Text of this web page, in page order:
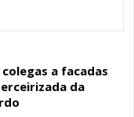
a facadas
da